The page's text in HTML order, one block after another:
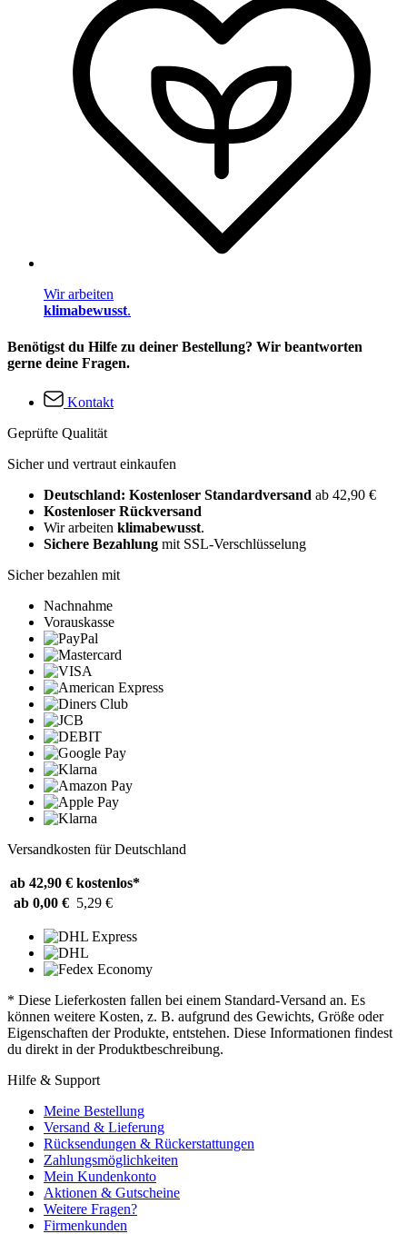
Wir arbeiten
klimabewusst.
Benötigst du Hilfe zu deiner Bestellung? Wir beantworten
gerne deine Fragen.
Kontakt
Geprüfte Qualität
Sicher und vertraut einkaufen
Deutschland: Kostenloser Standardversand ab 42,90 €
Kostenloser Rückversand
Wir arbeiten klimabewusst.
Sichere Bezahlung mit SSL-Verschlüsselung
Sicher bezahlen mit
Nachnahme
Vorauskasse
Versandkosten für Deutschland
ab 42,90 € kostenlos*
ab 0,00 € 5,29 €
* Diese Lieferkosten fallen bei einem Standard-Versand an. Es
können weitere Kosten, z. B. aufgrund des Gewichts, Größe oder
Eigenschaften der Produkte, entstehen. Diese Informationen findest
du direkt in der Produktbeschreibung.
Hilfe & Support
Meine Bestellung
Versand & Lieferung
Rücksendungen & Rückerstattungen
Zahlungsmöglichkeiten
Mein Kundenkonto
Aktionen & Gutscheine
Weitere Fragen?
Firmenkunden